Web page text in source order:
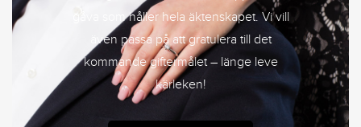
gåva som håller hela äktenskapet. Vi vill
även passa på att gratulera till det
kommande giftermålet – länge leve
kärleken!